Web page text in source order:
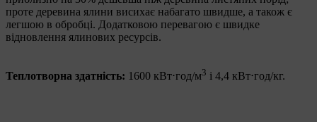
проте деревина ялини висихає набагато швидше, а також є
легшою в обробці. Додатковою перевагою є швидке
відновлення ялинових ресурсів.
Теплотворна здатність: 1600 кВт⋅год/м3 і 4,4 кВт⋅год/кг.